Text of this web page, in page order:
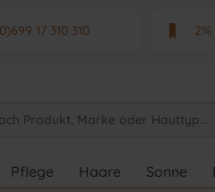
17 310 310
Pflege Haare Sonne